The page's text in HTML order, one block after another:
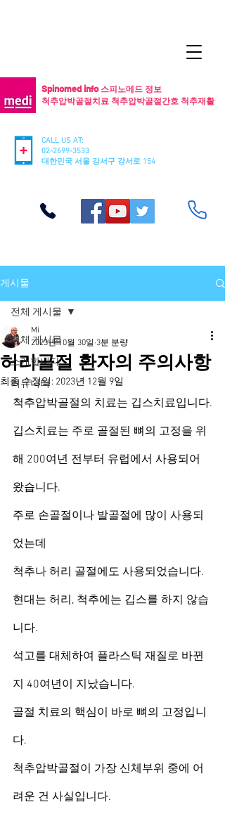
CALL US AT:
02-2699-3533
​대한민국 서울 강서구 강서로 154
Spinomed info 스피노메드 정보
척추압박골절치료 척추압박골절간호 척추재활
게시물
전체 게시물
소개합니다
커뮤니티
전체 게시물
허리골절 환자의 주의사항
Mi
2023년 10월 30일 3분 분량
최종 수정일: 2023년 12월 9일
척추압박골절의 치료는 깁스치료입니다.
깁스치료는 주로 골절된 뼈의 고정을 위
해 200여년 전부터 유럽에서 사용되어
왔습니다.
주로 손골절이나 발골절에 많이 사용되
었는데
척추나 허리 골절에도 사용되었습니다.
현대는 허리, 척추에는 깁스를 하지 않습
니다.
석고를 대체하여 플라스틱 재질로 바뀐
지 40여년이 지났습니다.
골절 치료의 핵심이 바로 뼈의 고정입니
다.
척추압박골절이 가장 신체부위 중에 어
려운 건 사실입니다.